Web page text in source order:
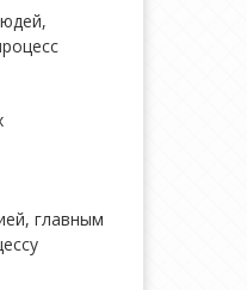
главным